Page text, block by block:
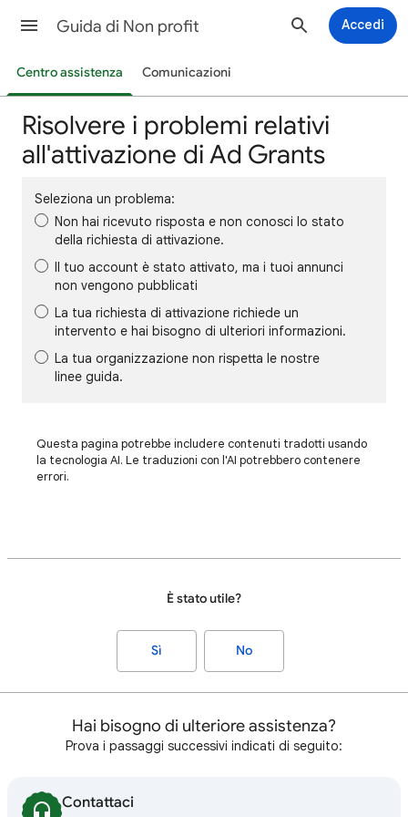
Guida di Non profit Accedi
Centro assistenza Comunicazioni
Risolvere i problemi relativi
all'attivazione di Ad Grants
Seleziona un problema:
Non hai ricevuto risposta e non conosci lo stato
della richiesta di attivazione.
Il tuo account è stato attivato, ma i tuoi annunci
non vengono pubblicati
La tua richiesta di attivazione richiede un
intervento e hai bisogno di ulteriori informazioni.
La tua organizzazione non rispetta le nostre
linee guida.
Questa pagina potrebbe includere contenuti tradotti usando
la tecnologia AI. Le traduzioni con l'AI potrebbero contenere
errori.
È stato utile?
Sì No
Hai bisogno di ulteriore assistenza?
Prova i passaggi successivi indicati di seguito:
Contattaci